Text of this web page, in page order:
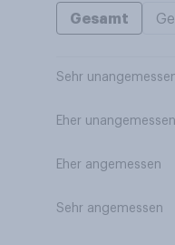
Gesamt
Sehr
Eher unangemessen
Eher angemessen
Sehr angemessen